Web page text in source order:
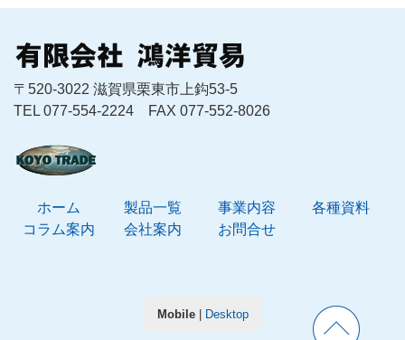
〒520-3022 滋賀県栗東市上鈎53-5
TEL 077-554-2224 FAX 077-552-8026
ホーム 製品一覧 事業内容
各種資料
コラム案内
会社案内 お問合せ
Mobile| Desktop